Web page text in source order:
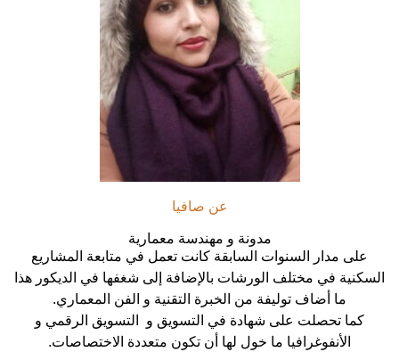
عن صافيا
مدونة و مهندسة معمارية
على مدار السنوات السابقة كانت تعمل في متابعة المشاريع
السكنية في مختلف الورشات بالإضافة إلى شغفها في الديكور هذا
ما أضاف توليفة من الخبرة التقنية و الفن المعماري.
كما تحصلت على شهادة في التسويق و التسويق الرقمي و
الأنفوغرافيا ما خول لها أن تكون متعددة الاختصاصات.